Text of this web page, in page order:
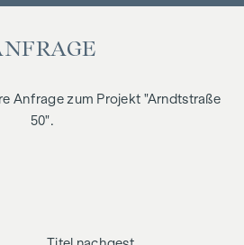
Anfrage zum Projekt "Arndtstraße
50".